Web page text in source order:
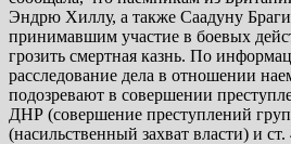
Эндрю Хиллу, а также Саадуну
принимавшим участие в боевых
грозить смертная казнь. По
расследование дела в отношении
подозревают в совершении
ДНР (совершение преступлений
(насильственный захват власти) и